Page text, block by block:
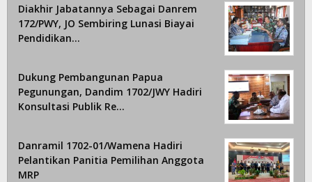
Diakhir Jabatannya Sebagai Danrem
172/PWY, JO Sembiring Lunasi Biayai
Pendidikan…
Dukung Pembangunan Papua
Pegunungan, Dandim 1702/JWY Hadiri
Konsultasi Publik Re…
Danramil 1702-01/Wamena Hadiri
Pelantikan Panitia Pemilihan Anggota
MRP